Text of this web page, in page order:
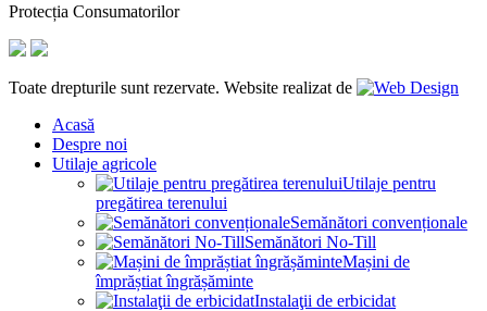
Protecția Consumatorilor
Toate drepturile sunt rezervate. Website realizat de
Acasă
Despre noi
Utilaje agricole
Utilaje pentru
pregătirea terenului
Semănători convenționale
Semănători No-Till
Mașini de
împrăștiat îngrășăminte
Instalaţii de erbicidat